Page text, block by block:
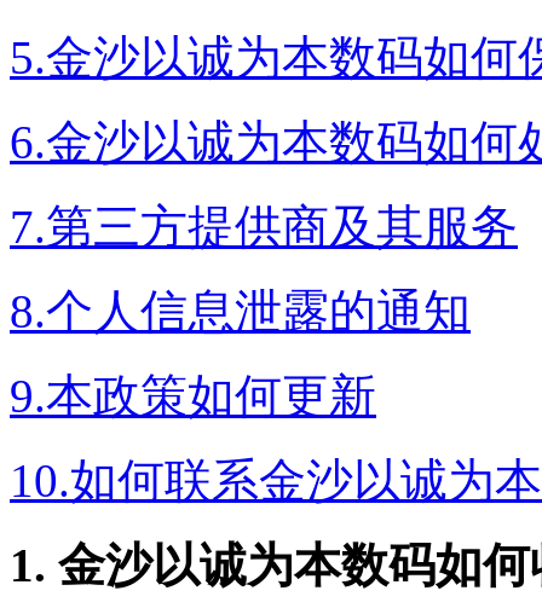
5.金沙以诚为本数码如何
6.金沙以诚为本数码如何
7.第三方提供商及其服务
8.个人信息泄露的通知
9.本政策如何更新
10.如何联系金沙以诚为
1. 金沙以诚为本数码如